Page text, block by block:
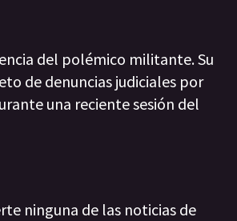
del polémico militante. Su
de denuncias judiciales por
una reciente sesión del
ninguna de las noticias de